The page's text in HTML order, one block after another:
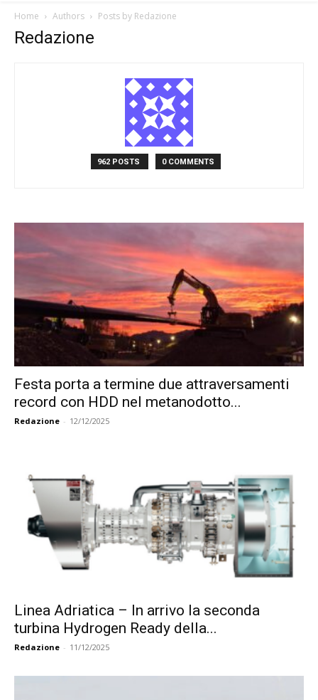
Home Authors Posts by Redazione
Redazione
962 POSTS 0 COMMENTS
Festa porta a termine due attraversamenti
record con HDD nel metanodotto...
Redazione - 12/12/2025
Linea Adriatica – In arrivo la seconda
turbina Hydrogen Ready della...
Redazione - 11/12/2025